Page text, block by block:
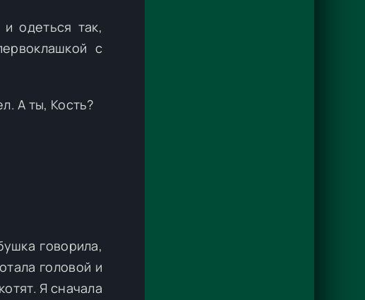
одеться так,
с
А ты, Кость?
говорила,
головой и
Я сначала